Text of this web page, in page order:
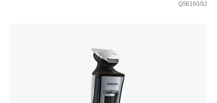
QS6160/32